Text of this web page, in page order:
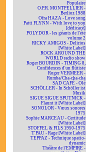
Populaire
O.P.R. MONTPELLIER -
Berlioz 1988
Ofra HAZA - Love song
Patti FLYNN - With love to you
[dédicacé]
POLYDOR - les géants de l'été
volume 2
RICKY AMIGOS - Delirios
[White Label]
ROCK AROUND THE
WORLD radio show
Roger BOURDIN - TIMING 8,
Confidences d'un flûtiste
Roger VERMEER -
Rumba/Cha-cha-cha
SAD CAFÉ - Olé
SCHÖLLER - In Schöller ist
Musik
SIGUE SIGUE SPUTNICK -
Flaunt it [White Label]
SONOLOR - Vœux sonores
1975
Sophie MARCEAU - Certitude
[White Label]
STOFFEL & FILS 1950-1975
T'PAU - Rage [White Label]
TEPPAZ - Technique spatio-
dynamic
Théâtre de l'EMPIRE -